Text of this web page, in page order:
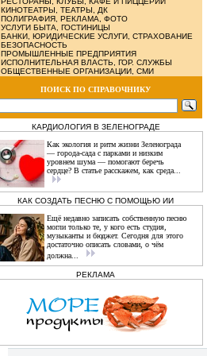
КИНОТЕАТРЫ, ТЕАТРЫ, ДК
ПОЛИГРАФИЯ, РЕКЛАМА, ФОТО
УСЛУГИ БЫТА, ГОСТИНИЦЫ
БАНКИ, ЮРИДИЧЕСКИЕ УСЛУГИ, СТРАХОВАНИЕ
БЕЗОПАСНОСТЬ
ПРОМЫШЛЕННЫЕ ПРЕДПРИЯТИЯ
ИСПОЛНИТЕЛЬНАЯ ВЛАСТЬ, ГОР. СЛУЖБЫ
ОБЩЕСТВЕННЫЕ ОРГАНИЗАЦИИ, СМИ
ПОИСК ПО СПРАВОЧНИКУ
КАРДИОЛОГИЯ В ЗЕЛЕНОГРАДЕ
Как экология и ритм жизни Зеленограда
— города‑сада с парками и низким
уровнем шума — помогают беречь
сердце? В статье расскажем, как среда...
КАК СОЗДАТЬ ПЕСНЮ С ПОМОЩЬЮ ИИ
Ещё недавно записать собственную песню
могли только те, у кого есть студия,
музыканты и бюджет. Сегодня для этого
достаточно описать словами, о чём
должна...
РЕКЛАМА